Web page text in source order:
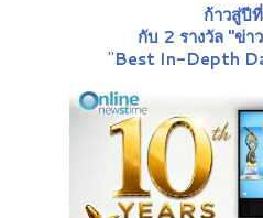
ก้าวสู่ปี
กับ 2 รางวัล "ข่า
"Best In-Depth